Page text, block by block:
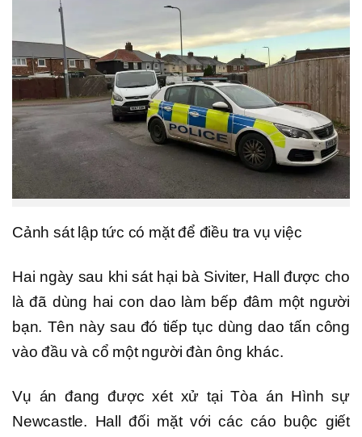
Cảnh sát lập tức có mặt để điều tra vụ việc
Hai ngày sau khi sát hại bà Siviter, Hall được cho
là đã dùng hai con dao làm bếp đâm một người
bạn. Tên này sau đó tiếp tục dùng dao tấn công
vào đầu và cổ một người đàn ông khác.
Vụ án đang được xét xử tại Tòa án Hình sự
Newcastle. Hall đối mặt với các cáo buộc giết